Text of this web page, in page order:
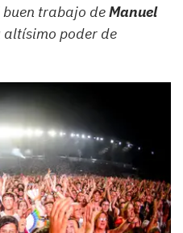
trabajo deManuel
altísimo poder de